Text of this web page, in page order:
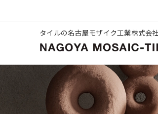
タイルの名古屋モザイク工業株式会